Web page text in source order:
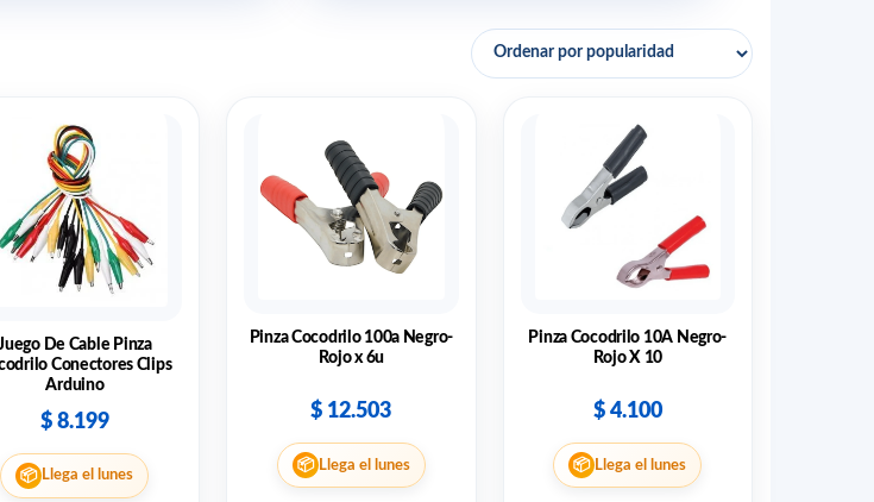
De Cable Pinza
Conectores Clips
Arduino
$8.199
📦 Llega el lunes
Pinza Cocodrilo 100a Negro-
Rojo x 6u
$ 12.503
📦 Llega el lunes
Pinza Cocodrilo 10A Negro-
Rojo X 10
$4.100
📦 Llega el lunes